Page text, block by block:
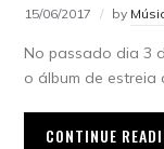
15/06/2017 by
No passado dia 3
o álbum de estreia
CONTINUE